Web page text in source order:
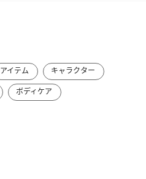
アイテム
キャラクター
ボディケア